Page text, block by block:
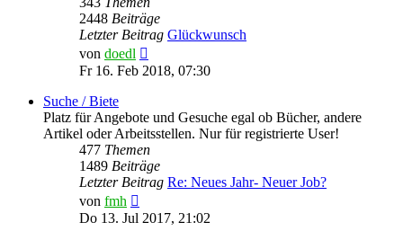
2448 Beiträge
Letzter Beitrag Glückwunsch
von doedl
Beitrag
Fr 16. Feb 2018, 07:30
Suche / Biete
Platz für Angebote und Gesuche egal ob Bücher, andere
Artikel oder Arbeitsstellen. Nur für registrierte User!
477 Themen
1489 Beiträge
Letzter Beitrag Re: Neues Jahr- Neuer Job?
von fmh
Beitrag
Do 13. Jul 2017, 21:02